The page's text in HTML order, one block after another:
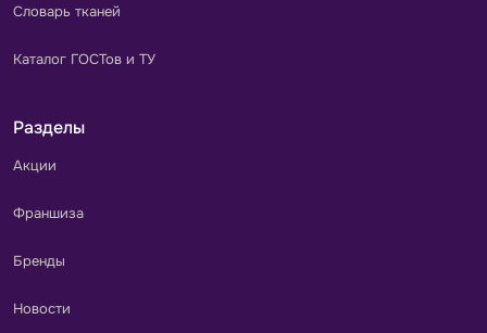
Словарь тканей
Каталог ГОСТов и ТУ
Разделы
Акции
Франшиза
Бренды
Новости